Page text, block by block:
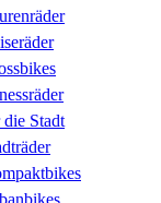
Stadt